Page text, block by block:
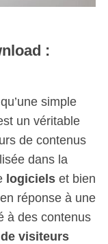
:
simple
un véritable
de contenus
dans la
logicielset bien
réponse à une
à des contenus
visiteurs